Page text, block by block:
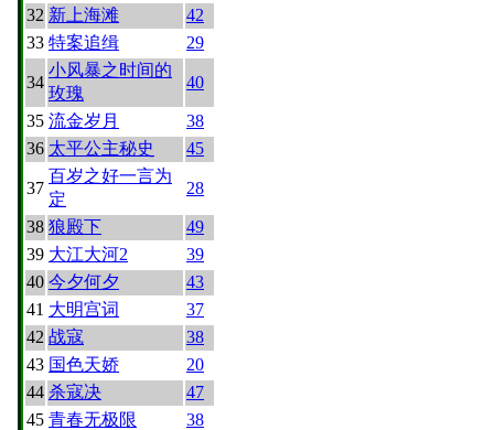
32 新上海滩
42
33 特案追缉 29
34
小风暴之时间的
玫瑰
40
35 流金岁月
38
36 太平公主秘史 45
37
百岁之好一言为
定
28
38 狼殿下
49
39 大江大河2
39
40 今夕何夕
43
41 大明宫词
37
42 战寇
38
43 国色天娇
20
44 杀寇决
47
45 青春无极限 38